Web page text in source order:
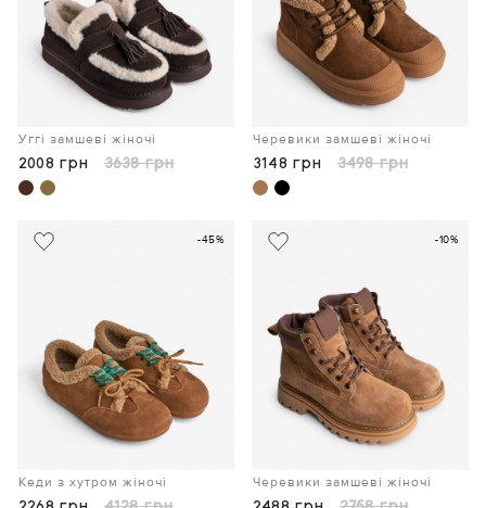
Уггі замшеві жіночі
2008 грн 3638 грн
Черевики замшеві жіночі
3148 грн 3498 грн
-45%
Кеди з хутром жіночі
-10%
Черевики замшеві жіночі